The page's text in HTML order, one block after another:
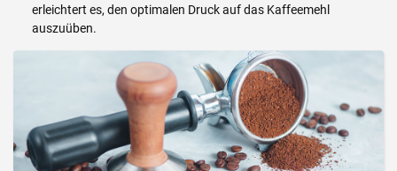
erleichtert es, den optimalen Druck auf das Kaffeemehl
auszuüben.